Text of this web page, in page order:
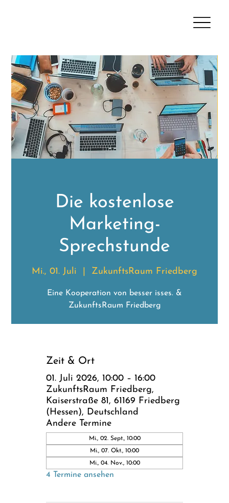
Die kostenlose
Marketing-
Sprechstunde
Mi., 01. Juli ZukunftsRaum Friedberg
Eine Kooperation von besser isses. &
ZukunftsRaum Friedberg
Zeit & Ort
01. Juli 2026, 10:00 – 16:00
ZukunftsRaum Friedberg,
Kaiserstraße 81, 61169 Friedberg
(Hessen), Deutschland
Andere Termine
Mi., 02. Sept., 10:00
Mi., 07. Okt., 10:00
Mi., 04. Nov., 10:00
4 Termine ansehen